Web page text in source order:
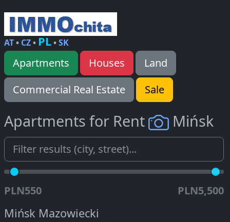
AT• CZ• PL•SK
Apartments Houses
Land
Commercial Real Estate
Sale
Apartments for Rent Mińsk
PLN550 PLN5,500
Mińsk Mazowiecki